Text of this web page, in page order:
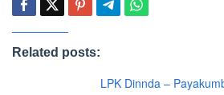
Related posts:
LPK Dinnda –